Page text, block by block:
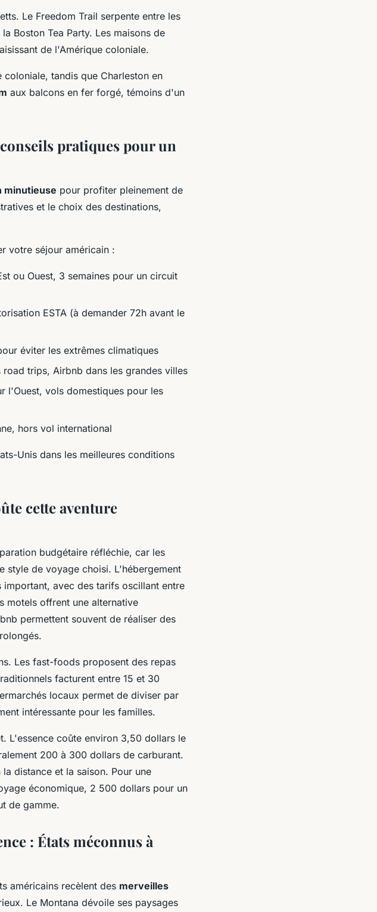
Le Freedom Trail serpente entre les
Boston Tea Party. Les maisons de
de l'Amérique coloniale.
tandis que Charleston en
aux balcons en fer forgé, témoins d'un
pratiques pour un
minutieuse pour profiter pleinement de
et le choix des destinations,
votre séjour américain :
ou Ouest, 3 semaines pour un circuit
ESTA (à demander 72h avant le
éviter les extrêmes climatiques
trips, Airbnb dans les grandes villes
l'Ouest, vols domestiques pour les
hors vol international
Unis dans les meilleures conditions
cette aventure
budgétaire réfléchie, car les
style de voyage choisi. L'hébergement
avec des tarifs oscillant entre
motels offrent une alternative
permettent souvent de réaliser des
Les fast-foods proposent des repas
facturent entre 15 et 30
locaux permet de diviser par
intéressante pour les familles.
L'essence coûte environ 3,50 dollars le
200 à 300 dollars de carburant.
distance et la saison. Pour une
économique, 2 500 dollars pour un
de gamme.
: États méconnus à
américains recèlent des merveilles
Le Montana dévoile ses paysages